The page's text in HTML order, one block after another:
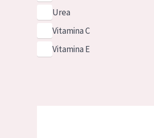
Urea
Vitamina C
Vitamina E